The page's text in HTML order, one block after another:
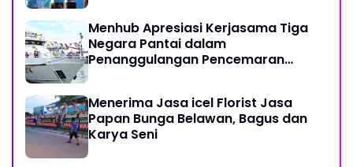
Menhub Apresiasi Kerjasama Tiga
Negara Pantai dalam
Penanggulangan Pencemaran
Menerima Jasa icel Florist Jasa
Papan Bunga Belawan, Bagus dan
Karya Seni